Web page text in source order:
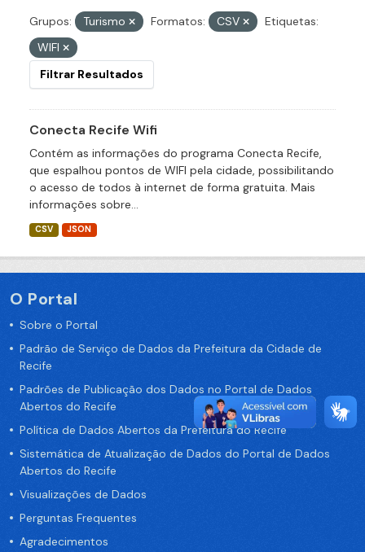
Grupos: Turismo Formatos: CSV
Etiquetas:
WIFI
Filtrar Resultados
Conecta Recife Wifi
Contém as informações do programa Conecta Recife,
que espalhou pontos de WIFI pela cidade, possibilitando
o acesso de todos à internet de forma gratuita. Mais
informações sobre...
CSV JSON
O Portal
Sobre o Portal
Padrão de Serviço de Dados da Prefeitura da Cidade de
Recife
Padrões de Publicação dos Dados no Portal de Dados
Abertos do Recife
Política de Dados Abertos da Prefeitura do Recife
Sistemática de Atualização de Dados do Portal de Dados
Abertos do Recife
Visualizações de Dados
Perguntas Frequentes
Agradecimentos